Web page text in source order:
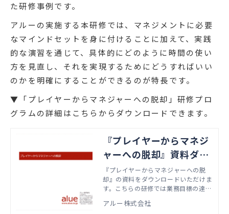
た研修事例です。
アルーの実施する本研修では、マネジメントに必要
なマインドセットを身に付けることに加えて、実践
的な演習を通じて、具体的にどのように時間の使い
方を見直し、それを実現するためにどうすればいい
のかを明確にすることができるのが特長です。
▼「プレイヤーからマネジャーへの脱却」研修プロ
グラムの詳細はこちらからダウンロードできます。
『プレイヤーからマネジ
ャーへの脱却』資料ダウ
ンロード
『プレイヤーからマネジャーへの脱
却』の資料をダウンロードいただけま
す。こちらの研修では業務目標の達成
成長機会を提供し、成長を支援するた
アルー株式会社